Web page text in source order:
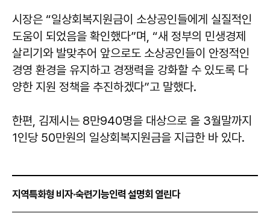
시장은 “일상회복지원금이 소상공인들에게 실질적인
도움이 되었음을 확인했다”며, “새 정부의 민생경제
살리기와 발맞추어 앞으로도 소상공인들이 안정적인
경영 환경을 유지하고 경쟁력을 강화할 수 있도록 다
양한 지원 정책을 추진하겠다”고 말했다.
한편, 김제시는 8만940명을 대상으로 올 3월말까지
1인당 50만원의 일상회복지원금을 지급한 바 있다.
지역특화형 비자·숙련기능인력 설명회 열린다